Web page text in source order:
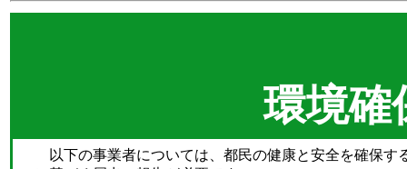
環境確
以下の事業者については、都民の健康と安全を確保す